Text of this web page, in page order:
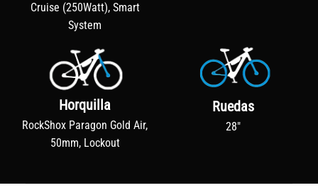
Cruise (250Watt), Smart
System
Horquilla
RockShox Paragon Gold Air,
50mm, Lockout
Ruedas
28"